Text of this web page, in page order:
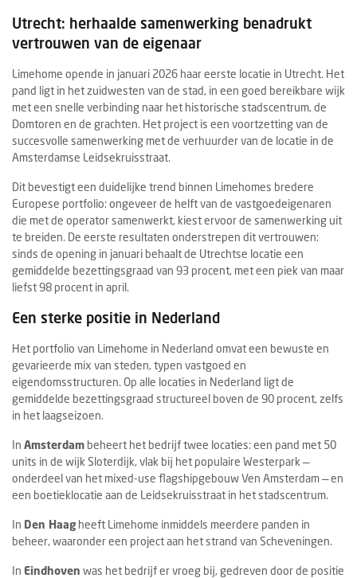
Utrecht: herhaalde samenwerking benadrukt
vertrouwen van de eigenaar
Limehome opende in januari 2026 haar eerste locatie in Utrecht. Het
pand ligt in het zuidwesten van de stad, in een goed bereikbare wijk
met een snelle verbinding naar het historische stadscentrum, de
Domtoren en de grachten. Het project is een voortzetting van de
succesvolle samenwerking met de verhuurder van de locatie in de
Amsterdamse Leidsekruisstraat.
Dit bevestigt een duidelijke trend binnen Limehomes bredere
Europese portfolio: ongeveer de helft van de vastgoedeigenaren
die met de operator samenwerkt, kiest ervoor de samenwerking uit
te breiden. De eerste resultaten onderstrepen dit vertrouwen:
sinds de opening in januari behaalt de Utrechtse locatie een
gemiddelde bezettingsgraad van 93 procent, met een piek van maar
liefst 98 procent in april.
Een sterke positie in Nederland
Het portfolio van Limehome in Nederland omvat een bewuste en
gevarieerde mix van steden, typen vastgoed en
eigendomsstructuren. Op alle locaties in Nederland ligt de
gemiddelde bezettingsgraad structureel boven de 90 procent, zelfs
in het laagseizoen.
In Amsterdam beheert het bedrijf twee locaties: een pand met 50
units in de wijk Sloterdijk, vlak bij het populaire Westerpark —
onderdeel van het mixed-use flagshipgebouw Ven Amsterdam — en
een boetieklocatie aan de Leidsekruisstraat in het stadscentrum.
In Den Haag heeft Limehome inmiddels meerdere panden in
beheer, waaronder een project aan het strand van Scheveningen.
In Eindhoven was het bedrijf er vroeg bij, gedreven door de positie